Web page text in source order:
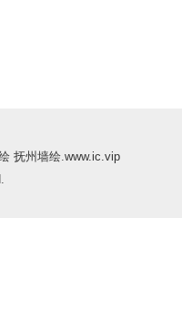
抚州墙绘.www.ic.vip